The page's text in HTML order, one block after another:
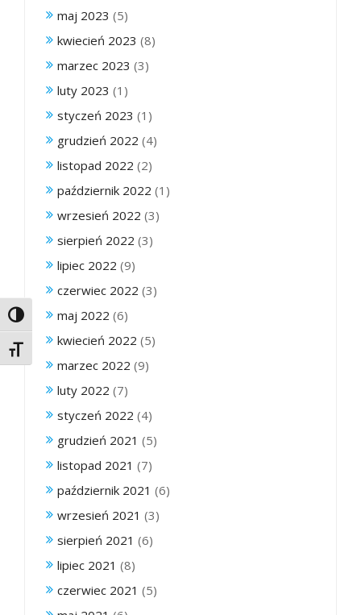
Toggle High Contrast
Toggle Font size
maj 2023 (5)
kwiecień 2023 (8)
marzec 2023 (3)
luty 2023 (1)
styczeń 2023 (1)
grudzień 2022 (4)
listopad 2022 (2)
październik 2022 (1)
wrzesień 2022 (3)
sierpień 2022 (3)
lipiec 2022 (9)
czerwiec 2022 (3)
maj 2022 (6)
kwiecień 2022 (5)
marzec 2022 (9)
luty 2022 (7)
styczeń 2022 (4)
grudzień 2021 (5)
listopad 2021 (7)
październik 2021 (6)
wrzesień 2021 (3)
sierpień 2021 (6)
lipiec 2021 (8)
czerwiec 2021 (5)